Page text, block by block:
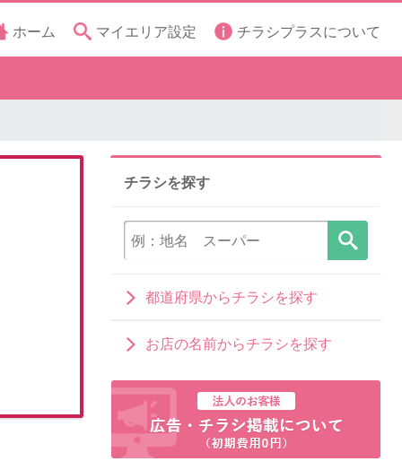
ホーム マイエリア設定 チラシプラスについて
チラシを探す
都道府県からチラシを探す
お店の名前からチラシを探す